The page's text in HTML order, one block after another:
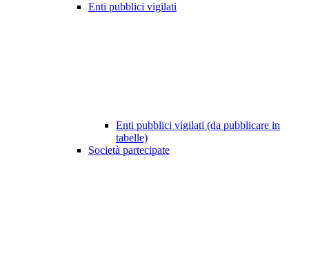
Enti pubblici vigilati
Enti pubblici vigilati (da pubblicare in
tabelle)
Società partecipate